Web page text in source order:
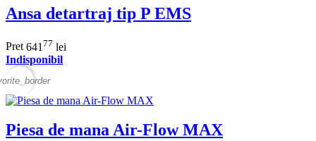
Ansa detartraj tip P EMS
Pret 641 77 lei
Indisponibil
Piesa de mana Air-Flow MAX